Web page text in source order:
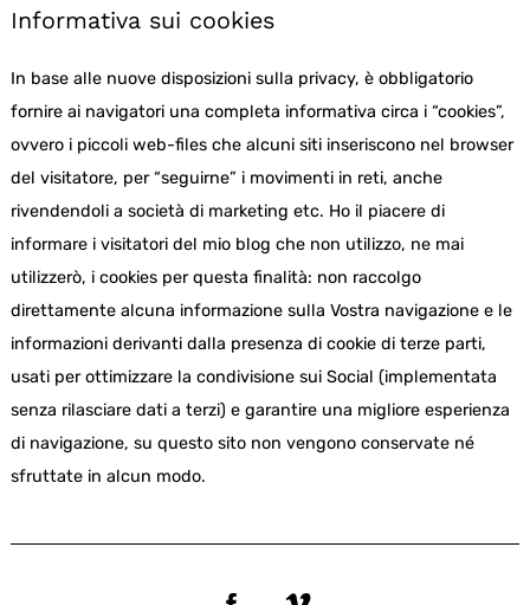
Informativa sui cookies
In base alle nuove disposizioni sulla privacy, è obbligatorio
fornire ai navigatori una completa informativa circa i “cookies”,
ovvero i piccoli web-files che alcuni siti inseriscono nel browser
del visitatore, per “seguirne” i movimenti in reti, anche
rivendendoli a società di marketing etc. Ho il piacere di
informare i visitatori del mio blog che non utilizzo, ne mai
utilizzerò, i cookies per questa finalità: non raccolgo
direttamente alcuna informazione sulla Vostra navigazione e le
informazioni derivanti dalla presenza di cookie di terze parti,
usati per ottimizzare la condivisione sui Social (implementata
senza rilasciare dati a terzi) e garantire una migliore esperienza
di navigazione, su questo sito non vengono conservate né
sfruttate in alcun modo.